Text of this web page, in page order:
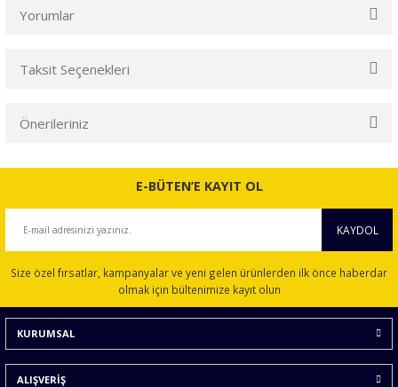
Yorumlar
Taksit Seçenekleri
Önerileriniz
Bu ürünün fiyat bilgisi, resim, ürün açıklamalarında ve diğer
konularda yetersiz gördüğünüz noktaları öneri formunu
Ürün açıklamasında eksik bilgiler bulunuyor.
Ürün bilgilerinde hatalar bulunuyor.
Ürün fiyatı diğer sitelerden daha pahalı.
Bu ürüne benzer farklı alternatifler olmalı.
E-BÜTEN’E KAYIT OL
KAYDOL
Size özel fırsatlar, kampanyalar ve yeni gelen ürünlerden ilk önce haberdar
olmak için bültenimize kayıt olun
KURUMSAL
ALIŞVERİŞ